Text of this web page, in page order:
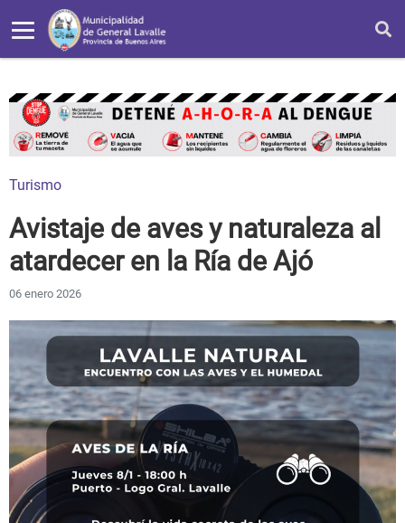
Turismo
Avistaje de aves y naturaleza al
atardecer en la Ría de Ajó
06 enero 2026